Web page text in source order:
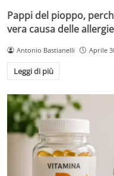
Pappi del pioppo,
vera causa delle allergie
Antonio Bastianelli Aprile
Leggi di più